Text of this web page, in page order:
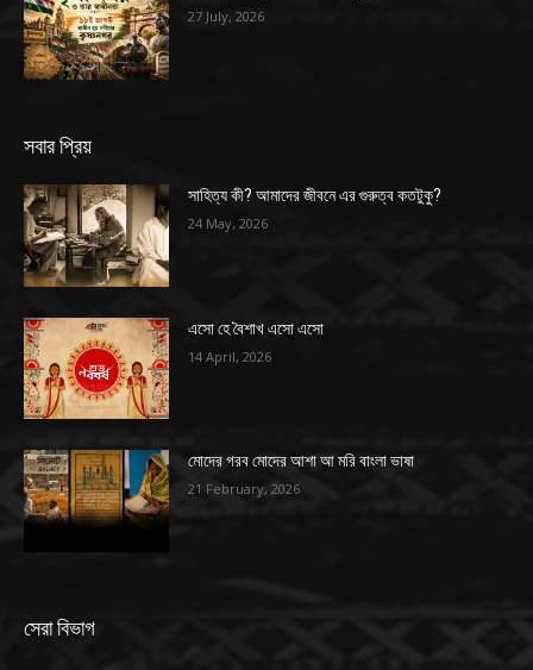
27 July, 2026
সবার প্রিয়
সাহিত্য কী? আমাদের জীবনে এর গুরুত্ব কতটুকু?
24 May, 2026
এসো হে বৈশাখ এসো এসো
14 April, 2026
মোদের গরব মোদের আশা আ মরি বাংলা ভাষা
21 February, 2026
সেরা বিভাগ